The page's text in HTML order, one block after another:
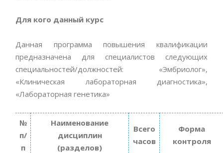
Для кого данный курс
Данная программа повышения квалификации
предназначена для специалистов следующих
специальностей/должностей: «Эмбриолог»,
«Клиническая лабораторная диагностика»,
«Лабораторная генетика»
№
п/
п
Наименование
дисциплин
(разделов)
Всего
часов
Форма
контроля